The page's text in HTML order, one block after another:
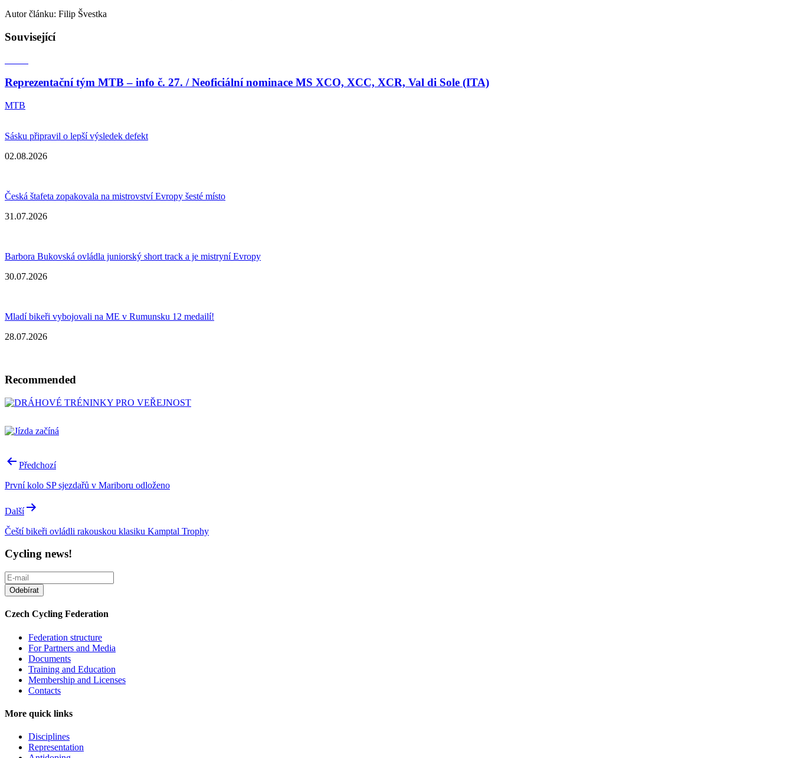
Autor článku: Filip Švestka
Související
Reprezentační tým MTB – info č. 27. / Neoficiální nominace MS XCO, XCC, XCR, Val di Sole (ITA)
MTB
Sásku připravil o lepší výsledek defekt
02.08.2026
Česká štafeta zopakovala na mistrovství Evropy šesté místo
31.07.2026
Barbora Bukovská ovládla juniorský short track a je mistryní Evropy
30.07.2026
Mladí bikeři vybojovali na ME v Rumunsku 12 medailí!
28.07.2026
Recommended
PostPředchozí
První kolo SP sjezdařů v Mariboru odloženo
Další
Čeští bikeři ovládli rakouskou klasiku Kamptal Trophy
Cycling news!
Czech Cycling Federation
Federation structure
For Partners and Media
Documents
Training and Education
Membership and Licenses
Contacts
More quick links
Disciplines
Representation